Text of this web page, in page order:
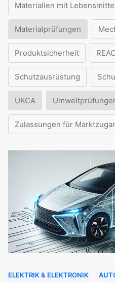
Materialien mit
Materialprüfungen
Produktsicherheit
Schutzausrüstung
UKCA
Zulassungen für
ELEKTRIK & ELEKTRONIK